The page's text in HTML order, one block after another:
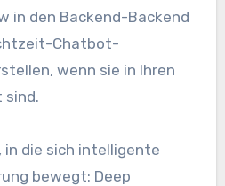
in den Backend-Backend
Chatbot-
wenn sie in Ihren
sind.
in die sich intelligente
bewegt: Deep